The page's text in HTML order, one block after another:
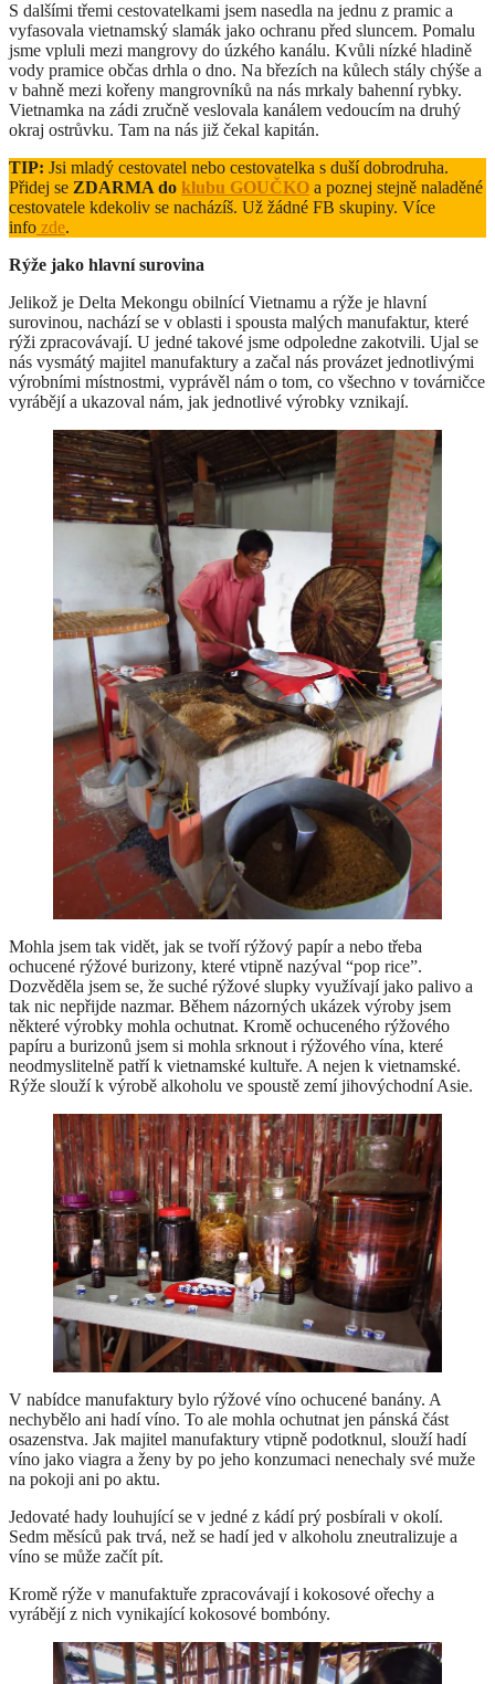
S dalšími třemi cestovatelkami jsem nasedla na jednu z pramic a
vyfasovala vietnamský slamák jako ochranu před sluncem. Pomalu
jsme vpluli mezi mangrovy do úzkého kanálu. Kvůli nízké hladině
vody pramice občas drhla o dno. Na březích na kůlech stály chýše a
v bahně mezi kořeny mangrovníků na nás mrkaly bahenní rybky.
Vietnamka na zádi zručně veslovala kanálem vedoucím na druhý
okraj ostrůvku. Tam na nás již čekal kapitán.
TIP: Jsi mladý cestovatel nebo cestovatelka s duší dobrodruha.
Přidej se ZDARMA do klubu GOUČKO a poznej stejně naladěné
cestovatele kdekoliv se nacházíš. Už žádné FB skupiny. Více
info zde.
Rýže jako hlavní surovina
Jelikož je Delta Mekongu obilnící Vietnamu a rýže je hlavní
surovinou, nachází se v oblasti i spousta malých manufaktur, které
rýži zpracovávají. U jedné takové jsme odpoledne zakotvili. Ujal se
nás vysmátý majitel manufaktury a začal nás provázet jednotlivými
výrobními místnostmi, vyprávěl nám o tom, co všechno v továrničce
vyrábějí a ukazoval nám, jak jednotlivé výrobky vznikají.
Mohla jsem tak vidět, jak se tvoří rýžový papír a nebo třeba
ochucené rýžové burizony, které vtipně nazýval “pop rice”.
Dozvěděla jsem se, že suché rýžové slupky využívají jako palivo a
tak nic nepřijde nazmar. Během názorných ukázek výroby jsem
některé výrobky mohla ochutnat. Kromě ochuceného rýžového
papíru a burizonů jsem si mohla srknout i rýžového vína, které
neodmyslitelně patří k vietnamské kultuře. A nejen k vietnamské.
Rýže slouží k výrobě alkoholu ve spoustě zemí jihovýchodní Asie.
V nabídce manufaktury bylo rýžové víno ochucené banány. A
nechybělo ani hadí víno. To ale mohla ochutnat jen pánská část
osazenstva. Jak majitel manufaktury vtipně podotknul, slouží hadí
víno jako viagra a ženy by po jeho konzumaci nenechaly své muže
na pokoji ani po aktu.
Jedovaté hady louhující se v jedné z kádí prý posbírali v okolí.
Sedm měsíců pak trvá, než se hadí jed v alkoholu zneutralizuje a
víno se může začít pít.
Kromě rýže v manufaktuře zpracovávají i kokosové ořechy a
vyrábějí z nich vynikající kokosové bombóny.